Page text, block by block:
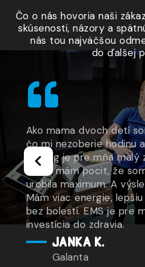
Čo o nás hovoria naši
skúsenosti, názory a
nás tou najväčšou
do ďalšej
JANKA K.
Galanta
Ako mama dvoch detí
čo mi nezoberie hodinu
tréning je pre mňa malý
minút mám pocit, že
urobila maximum. A
Mám viac energie,
bez bolestí. EMS je pre
investícia do zdravia.